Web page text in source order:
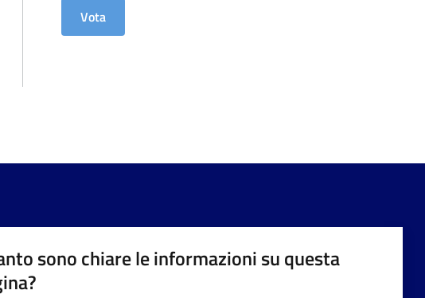
sono chiare le informazioni su questa